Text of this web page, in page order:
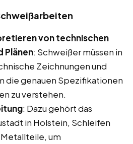
von technischen
Plänen: Schweißer müssen in
Zeichnungen und
die genauen Spezifikationen
zu verstehen.
: Dazu gehört das
in Holstein, Schleifen
um